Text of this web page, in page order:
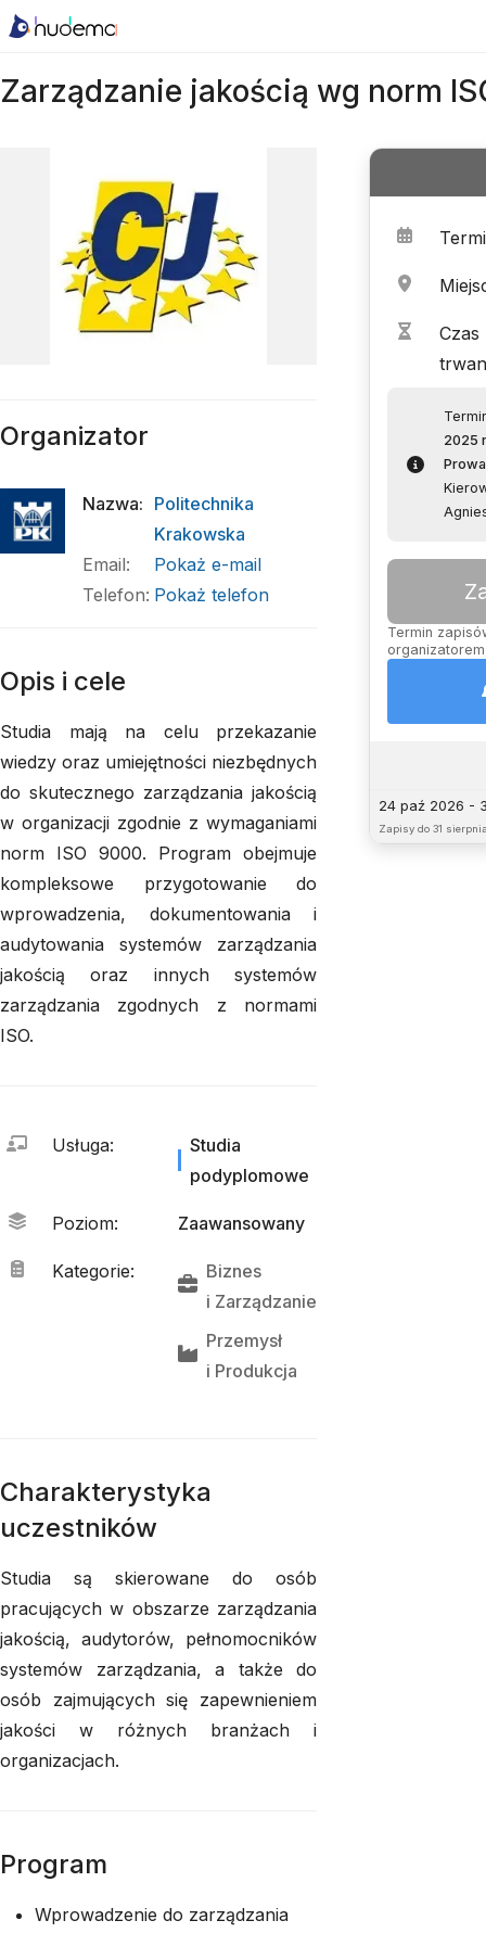
Zarządzanie jakością wg norm
Czas
2025
Termin
24 paź 2026 -
Zapisy do 31
Organizator
Nazwa: Politechnika
Krakowska
Email:
Pokaż e-mail
Telefon: Pokaż telefon
Opis i cele
Studia mają na celu przekazanie
wiedzy oraz umiejętności niezbędnych
do skutecznego zarządzania jakością
w organizacji zgodnie z wymaganiami
norm ISO 9000. Program obejmuje
kompleksowe przygotowanie do
wprowadzenia, dokumentowania i
audytowania systemów zarządzania
jakością oraz innych systemów
zarządzania zgodnych z normami
ISO.
Usługa:
Studia
podyplomowe
Poziom: Zaawansowany
Kategorie:
Biznes
i Zarządzanie
Przemysł
i Produkcja
Charakterystyka
uczestników
Studia są skierowane do osób
pracujących w obszarze zarządzania
jakością, audytorów, pełnomocników
systemów zarządzania, a także do
osób zajmujących się zapewnieniem
jakości w różnych branżach i
organizacjach.
Program
Wprowadzenie do zarządzania